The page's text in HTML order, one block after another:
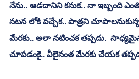
నేను.. ఆడదానిని కనుక.. నా ఇబ్బంది
నటన లోకి వచ్చేక.. పాత్రని
మేరకు.. అలా నటించక తప్పదు.
చూపడంకై.. వీలైనంత మేరకు చేయక